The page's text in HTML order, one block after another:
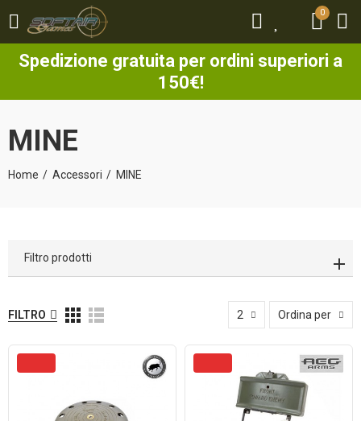
0
Spedizione gratuita per ordini superiori a
150€!
0
MINE
Home Accessori MINE
Filtro prodotti
FILTRO 2 Ordina per